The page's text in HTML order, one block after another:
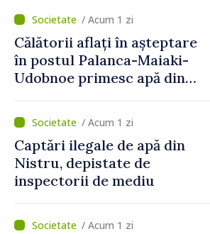
Naționale de Apărare pentru
perioada 2024–2034,
publicat în Monitorul Oficial
/ Acum 1 zi
Călătorii aflați în așteptare
în postul Palanca-Maiaki-
Udobnoe primesc apă din
și a polițiștilor de frontieră
/ Acum 1 zi
Captări ilegale de apă din
Nistru, depistate de
inspectorii de mediu
/ Acum 1 zi